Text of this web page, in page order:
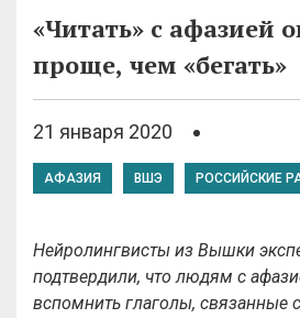
«Читать» с афазией
проще, чем «бегать»
21 января 2020
АФАЗИЯ ВШЭ РОССИЙСКИЕ
Нейролингвисты из Вышки
подтвердили, что людям с
вспомнить глаголы, связанные